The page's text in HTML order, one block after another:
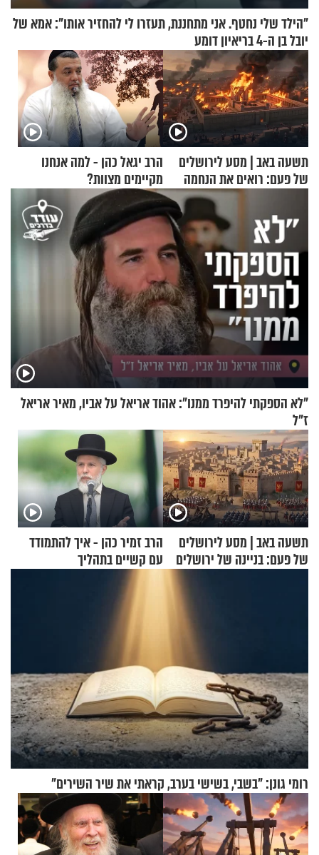
"הילד שלי נחטף. אני מתחננת, תעזרו לי להחזיר אותו": אמא של
יובל בן ה-4 בריאיון דומע
תשעה באב | מסע לירושלים
של פעם: רואים את הנחמה
הרב יגאל כהן - למה אנחנו
מקיימים מצוות?
"לא הספקתי להיפרד ממנו": אהוד אריאל על אביו, מאיר אריאל
ז"ל
תשעה באב | מסע לירושלים
של פעם: בניינה של ירושלים
הרב זמיר כהן - איך להתמודד
עם קשיים בתהליך
ההתחזקות?
רומי גונן: "בשבי, בשישי בערב, קראתי את שיר השירים"